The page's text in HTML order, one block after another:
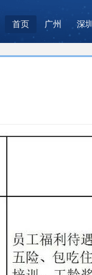
首页 广州 深圳